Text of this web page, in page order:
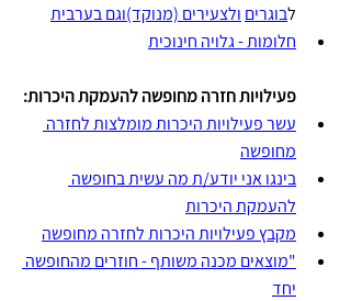
לבוגרים ולצעירים (מנוקד)וגם בערבית
חלומות - גלויה חינוכית
פעילויות חזרה מחופשה להעמקת היכרות:
עשר פעילויות היכרות מומלצות לחזרה
מחופשה
בינגו אני יודע/ת מה עשית בחופשה
להעמקת היכרות
מקבץ פעילויות היכרות לחזרה מחופשה
"מוצאים מכנה משותף - חוזרים מהחופשה
יחד